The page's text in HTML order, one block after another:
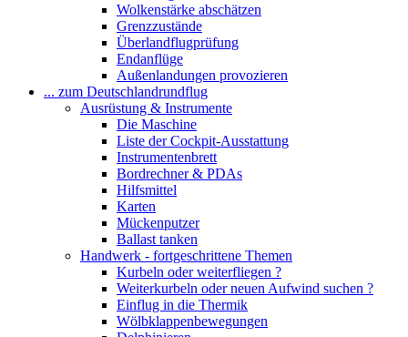
Wolkenstärke abschätzen
Grenzzustände
Überlandflugprüfung
Endanflüge
Außenlandungen provozieren
... zum Deutschlandrundflug
Ausrüstung & Instrumente
Die Maschine
Liste der Cockpit-Ausstattung
Instrumentenbrett
Bordrechner & PDAs
Hilfsmittel
Karten
Mückenputzer
Ballast tanken
Handwerk - fortgeschrittene Themen
Kurbeln oder weiterfliegen ?
Weiterkurbeln oder neuen Aufwind suchen ?
Einflug in die Thermik
Wölbklappenbewegungen